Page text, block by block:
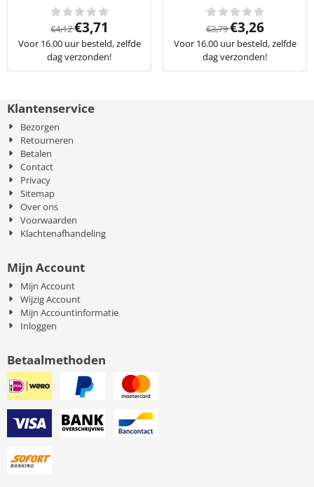
Van 4,12 voor 3,71
€4,12€3,71
Voor 16.00 uur besteld, zelfde
dag verzonden!
Van 3,79 voor
€3,79€3,26
Voor 16.00 uur besteld, zelfde
dag verzonden!
Klantenservice
Bezorgen
Retourneren
Betalen
Contact
Privacy
Sitemap
Over ons
Voorwaarden
Klachtenafhandeling
Mijn Account
Mijn Account
Wijzig Account
Mijn Accountinformatie
Inloggen
Betaalmethoden